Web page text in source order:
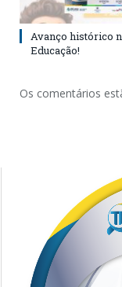
Avanço histórico
Educação!
Os comentários